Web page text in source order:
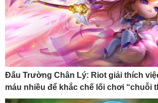
Đấu Trường Chân Lý: Riot giải thích
máu nhiều để khắc chế lối chơi “chuỗi